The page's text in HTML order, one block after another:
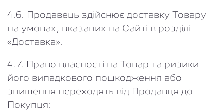
4.6. Продавець здійснює доставку Товару
на умовах, вказаних на Сайті в розділі
«Доставка».
4.7. Право власності на Товар та ризики
його випадкового пошкодження або
знищення переходять від Продавця до
Покупця: